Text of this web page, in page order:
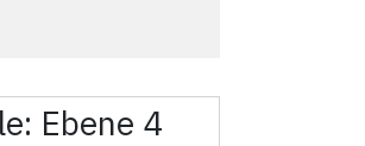
Ebene 4